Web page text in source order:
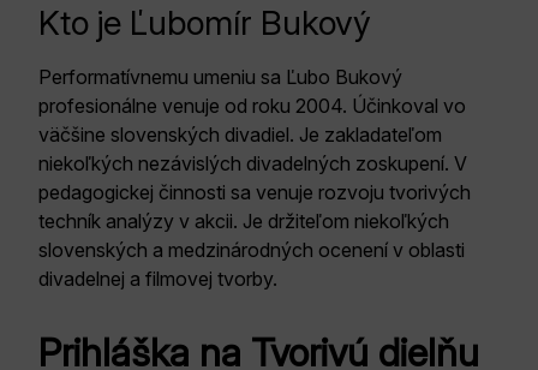
Kto je Ľubomír Bukový
Performatívnemu umeniu sa Ľubo Bukový
profesionálne venuje od roku 2004. Účinkoval vo
väčšine slovenských divadiel. Je zakladateľom
niekoľkých nezávislých divadelných zoskupení. V
pedagogickej činnosti sa venuje rozvoju tvorivých
techník analýzy v akcii. Je držiteľom niekoľkých
slovenských a medzinárodných ocenení v oblasti
divadelnej a filmovej tvorby.
Prihláška na Tvorivú dielňu